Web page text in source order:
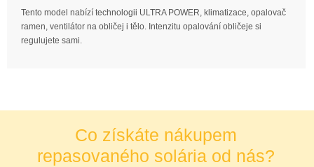
Tento model nabízí technologii ULTRA POWER, klimatizace, opalovač
ramen, ventilátor na obličej i tělo. Intenzitu opalování obličeje si
regulujete sami.
Co získáte nákupem
repasovaného solária od nás?